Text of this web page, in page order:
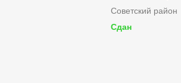
Советский район
Сдан